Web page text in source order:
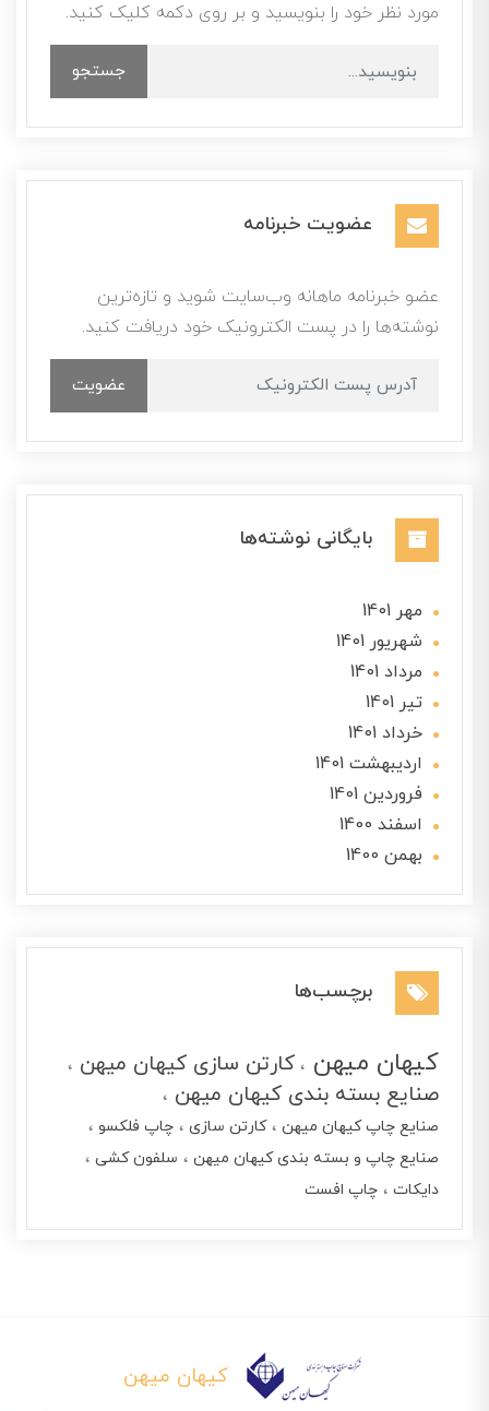
مورد نظر خود را بنویسید و بر روی دکمه کلیک کنید.
جستجو
عضویت خبرنامه
عضو خبرنامه ماهانه وب‌سایت شوید و تازه‌ترین
نوشته‌ها را در پست الکترونیک خود دریافت کنید.
عضویت
بایگانی نوشته‌ها
مهر 1401
شهریور 1401
مرداد 1401
تير 1401
خرداد 1401
ارديبهشت 1401
فروردین 1401
اسفند 1400
بهمن 1400
برچسب‌ها
کیهان میهن
کارتن سازی کیهان میهن
صنایع بسته بندی کیهان میهن
صنایع چاپ کیهان میهن کارتن سازی
چاپ فلکسو
صنایع چاپ و بسته بندی کیهان میهن
سلفون کشی
دایکات
چاپ افست
کیهان میهن